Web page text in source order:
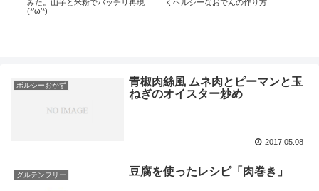
みた。山芋と米粉でバッチリ再現
(*’ω’*)
くヘルシーなおでんの作り方
ボルシーおかず
青椒肉絲風 ムネ肉とピーマンと玉
ねぎのオイスター炒め
2017.05.08
グルテンフリー 豆腐を使ったレシピ「肉巻き」